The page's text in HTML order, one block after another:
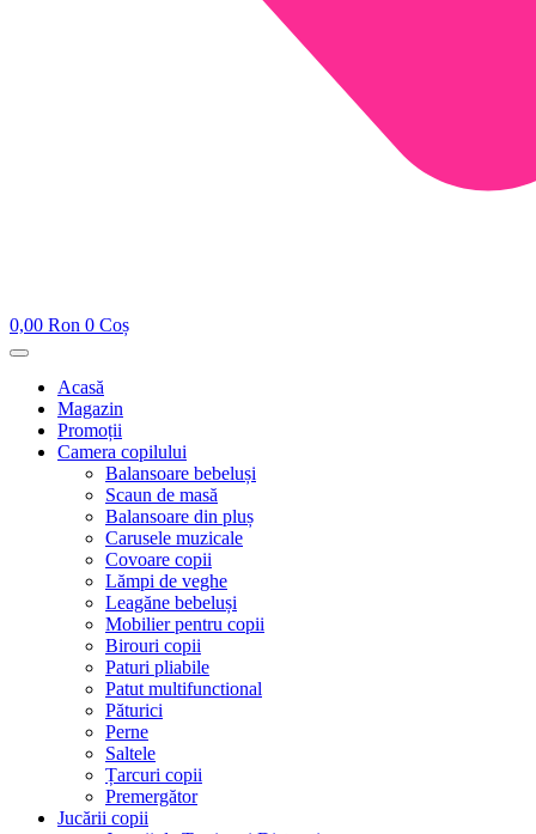
0,00 Ron 0 Coș
Acasă
Magazin
Promoții
Camera copilului
Balansoare bebeluși
Scaun de masă
Balansoare din pluș
Carusele muzicale
Covoare copii
Lămpi de veghe
Leagăne bebeluși
Mobilier pentru copii
Birouri copii
Paturi pliabile
Patut multifunctional
Păturici
Perne
Saltele
Țarcuri copii
Premergător
Jucării copii